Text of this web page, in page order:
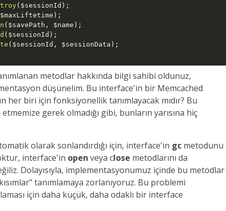
( $sessionId ) ;
$maxLiftetime ) ;
( $savePath , $name ) ;
( $sessionId ) ;
( $sessionId , $sessionData ) ;
metodlar hakkında bilgi sahibi oldunuz,
düşünelim. Bu interface'in bir Memcached
her biri için fonksiyonellik tanımlayacak mıdır? Bu
gerek olmadığı gibi, bunların yarısına hiç
olarak sonlandırdığı için, interface'in gc metodunu
interface'in open veya close metodlarını da
Dolayısıyla, implementasyonumuz içinde bu metodlar
tanımlamaya zorlanıyoruz. Bu problemi
için daha küçük, daha odaklı bir interface